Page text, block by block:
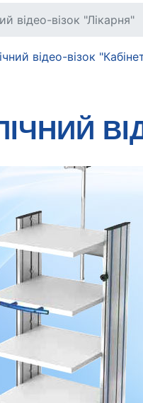
відео-візок "Лікарня"
відео-візок